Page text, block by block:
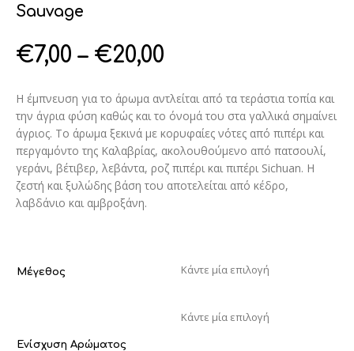
Sauvage
€7,00 – €20,00
Η έμπνευση για το άρωμα αντλείται από τα τεράστια τοπία και
την άγρια ​​φύση καθώς και το όνομά του στα γαλλικά σημαίνει
άγριος. Το άρωμα ξεκινά με κορυφαίες νότες από πιπέρι και
περγαμόντο της Καλαβρίας, ακολουθούμενο από πατσουλί,
γεράνι, βέτιβερ, λεβάντα, ροζ πιπέρι και πιπέρι Sichuan. Η
ζεστή και ξυλώδης βάση του αποτελείται από κέδρο,
λαβδάνιο και αμβροξάνη.
Μέγεθος
Ενίσχυση Αρώματος